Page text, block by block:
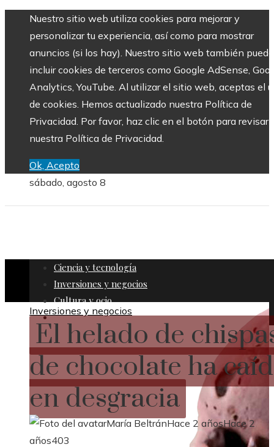
Nuestro sitio web utiliza cookies para mejorar y
personalizar tu experiencia, así como para mostrar
anuncios (si los hay). Nuestro sitio web también puede
incluir cookies de terceros como Google AdSense,
Analytics, YouTube. Al utilizar el sitio web, aceptas el
de cookies. Hemos actualizado nuestra Política de
Privacidad. Por favor, haz clic en el botón para revisar
nuestra Política de Privacidad.
Ok, Acepto
sábado, agosto 8
Ciencia y tecnología
Inversiones y negocios
Cultura y ocio
Responsabilidad Social
Inversiones y negocios
El helado de
de chocolate ha
en desgracia
María BeltránHace 2 añosHace 2
años403